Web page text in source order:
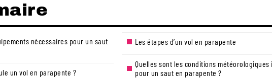
nécessaires pour un saut
un vol en parapente ?
Les étapes d’un vol en parapente
Quelles sont les conditions météorologiques
pour un saut en parapente ?